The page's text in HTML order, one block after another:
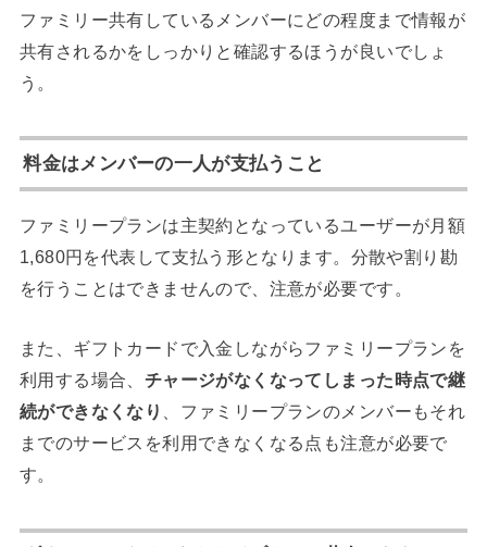
ファミリー共有しているメンバーにどの程度まで情報が
共有されるかをしっかりと確認するほうが良いでしょ
う。
料金はメンバーの一人が支払うこと
ファミリープランは主契約となっているユーザーが月額
1,680円を代表して支払う形となります。分散や割り勘
を行うことはできませんので、注意が必要です。
また、ギフトカードで入金しながらファミリープランを
利用する場合、 チャージがなくなってしまった時点で継
続ができなくなり
、ファミリープランのメンバーもそれ
までのサービスを利用できなくなる点も注意が必要で
す。